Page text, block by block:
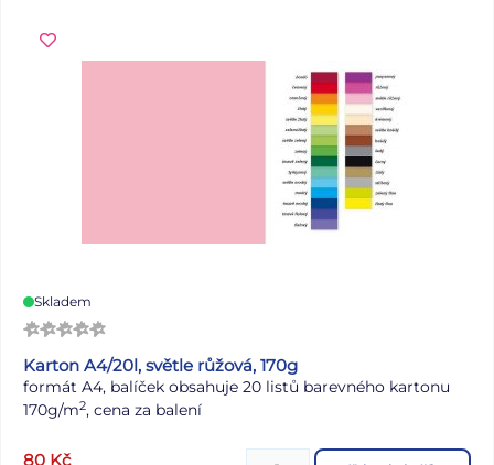
Skladem
Karton A4/20l, světle růžová, 170g
formát A4, balíček obsahuje 20 listů barevného kartonu
170g/m2, cena za balení
80 Kč